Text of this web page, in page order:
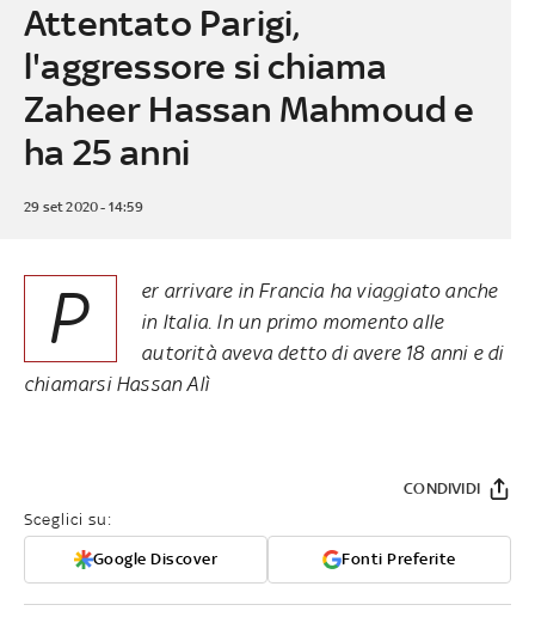
Attentato Parigi,
l'aggressore si chiama
Zaheer Hassan Mahmoud e
ha 25 anni
29 set 2020 - 14:59
P
er arrivare in Francia ha viaggiato anche
in Italia. In un primo momento alle
autorità aveva detto di avere 18 anni e di
chiamarsi Hassan Alì
Sceglici su:
Google Discover Fonti Preferite
CONDIVIDI